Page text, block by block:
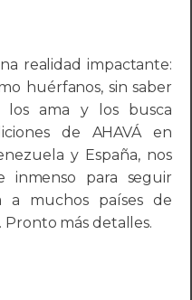
realidad impactante:
huérfanos, sin saber
ama y los busca
de AHAVÁ en
y España, nos
inmenso para seguir
a muchos países de
más detalles.